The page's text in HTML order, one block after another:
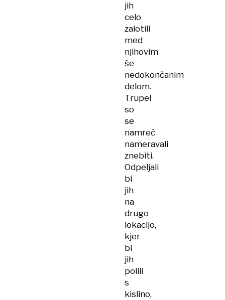
jih
celo
zalotili
med
njihovim
še
nedokončanim
delom.
Trupel
so
se
namreč
nameravali
znebiti.
Odpeljali
bi
jih
na
drugo
lokacijo,
kjer
bi
jih
polili
s
kislino,